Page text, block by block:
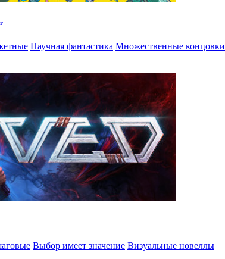
Научная фантастика Множественные концовки
Выбор имеет значение Визуальные новеллы